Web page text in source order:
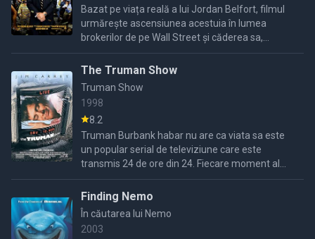
Bazat pe viața reală a lui Jordan Belfort, filmul
urmărește ascensiunea acestuia în lumea
brokerilor de pe Wall Street și căderea sa,
marcată de crime, corupție și conflicte cu
autoritățile federale.
The Truman Show
Truman Show
1998
8.2
Truman Burbank habar nu are ca viata sa este
un popular serial de televiziune care este
transmis 24 de ore din 24. Fiecare moment al
existentei sale este inregistrat de camere de
luat vederi
Finding Nemo
În căutarea lui Nemo
2003